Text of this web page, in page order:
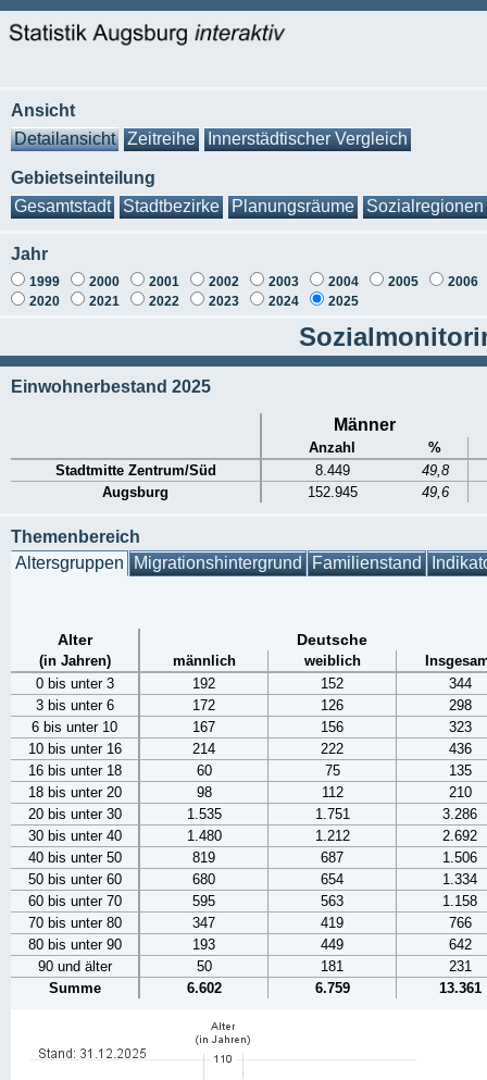
Ansicht
Detailansicht
Zeitreihe Innerstädtischer Vergleich
Gebietseinteilung
Gesamtstadt
Stadtbezirke Planungsräume Sozialregionen
Jahr
1999 2000 2001 2002 2003 2004 2005
2006
2020
2021 2022 2023 2024 2025
Einwohnerbestand 2025
Männer
Anzahl
%
Stadtmitte Zentrum/Süd
8.449
49,8
Augsburg
152.945 49,6
Themenbereich
Altersgruppen Migrationshintergrund Familienstand
Alter Deutsche
(in Jahren) männlich weiblich
0 bis unter 3
192 152
344
3 bis unter 6
172 126
298
6 bis unter 10
167 156
323
10 bis unter 16
214 222
436
16 bis unter 18
60 75
135
18 bis unter 20
98 112
210
20 bis unter 30
1.535 1.751
3.286
30 bis unter 40
1.480 1.212
2.692
40 bis unter 50
819 687
1.506
50 bis unter 60
680 654
1.334
60 bis unter 70
595 563
1.158
70 bis unter 80
347 419
766
80 bis unter 90
193 449
642
90 und älter
50 181
231
Summe
6.602 6.759 13.361